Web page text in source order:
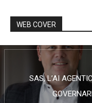
WEB COVER
SAS, L’AI